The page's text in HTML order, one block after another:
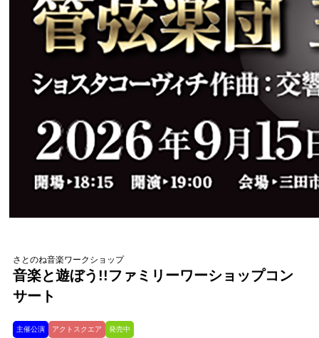
さとのね音楽ワークショップ
音楽と遊ぼう!!ファミリーワーショップコン
サート
主催公演 アクトスクエア 発売中